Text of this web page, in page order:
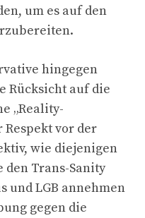
um es auf den
hingegen
Rücksicht auf die
„Reality-
Respekt vor der
wie diejenigen
Trans-Sanity
und LGB annehmen
gegen die